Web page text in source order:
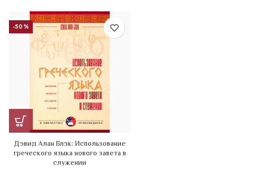
-50%
Дэвид Алан Блэк: Использование
греческого языка нового завета в
служении